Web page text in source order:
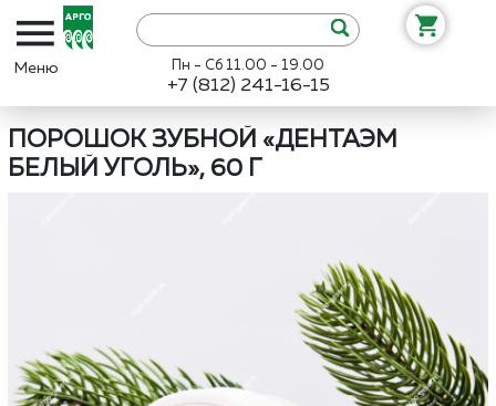
Пн - Сб 11.00 - 19.00
+7 (812) 241-16-15
ПОРОШОК ЗУБНОЙ «ДЕНТАЭМ
БЕЛЫЙ УГОЛЬ», 60 Г